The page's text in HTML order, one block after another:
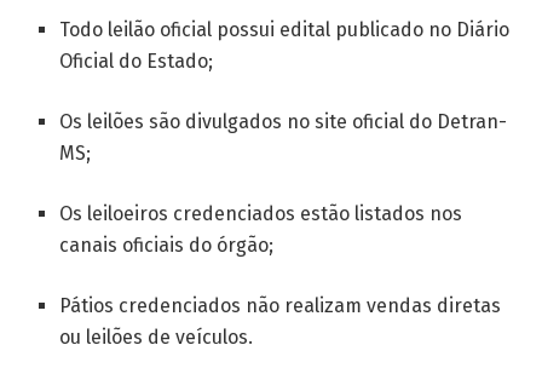
Todo leilão oficial possui edital publicado no Diário
Oficial do Estado;
Os leilões são divulgados no site oficial do Detran-
MS;
Os leiloeiros credenciados estão listados nos
canais oficiais do órgão;
Pátios credenciados não realizam vendas diretas
ou leilões de veículos.